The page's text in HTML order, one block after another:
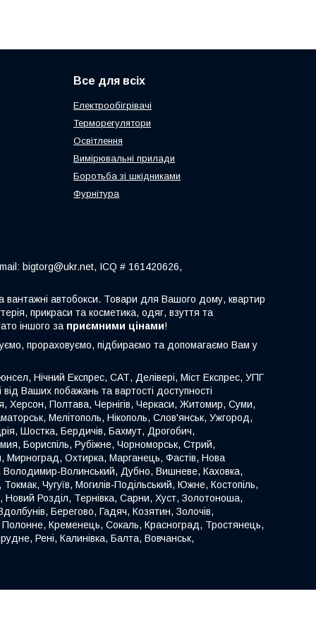
Все для всіх
Електрообігрівачі
Терморегулятори
Освітлення
Вимірювальні прилади
Боротьба зі шкідниками
Фурнітура
bigtorg@ukr.net, ICQ # 161420626,
вантажні автобокси. Товари для Вашого дому, квартир
прикраси та косметика, одяг, взуття та
іншого за приємними цінами!
прораховуємо, підбираємо та допомагаємо Вам у
Нічний Експрес, САТ, Делівері, Міст Експрес, УПГ
Ваших побажань та вартості доступності
Херсон, Полтава, Чернігів, Черкаси, Житомир, Суми,
Мелітополь, Нікополь, Слов'янськ, Ужгород,
Шостка, Бердичів, Бахмут, Дрогобич,
Бориспіль, Рубіжне, Чорноморськ, Стрий,
Мирноград, Охтирка, Марганець, Фастів, Нова
Володимир-Волинський, Дубно, Вишневе, Каховка,
Чугуїв, Могилів-Подільський, Южне, Костопіль,
Новий Розділ, Тернівка, Сарни, Хуст, Золотоноша,
Берегово, Гадяч, Козятин, Золочів,
Кременець, Сокаль, Красноград, Тростянець,
Рені, Калинівка, Балта, Вовчанськ,